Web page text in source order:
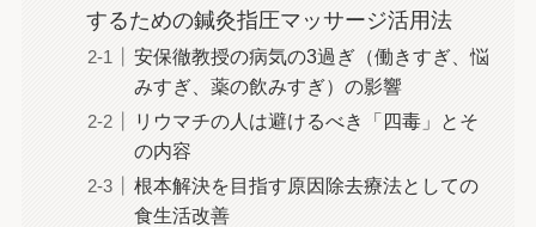
するための鍼灸指圧マッサージ活用法
安保徹教授の病気の3過ぎ（働きすぎ、悩
みすぎ、薬の飲みすぎ）の影響
リウマチの人は避けるべき「四毒」とそ
の内容
根本解決を目指す原因除去療法としての
食生活改善